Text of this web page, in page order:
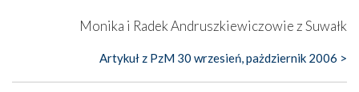
Monika i Radek Andruszkiewiczowie z Suwałk
Artykuł z PzM 30 wrzesień, pażdziernik 2006 >